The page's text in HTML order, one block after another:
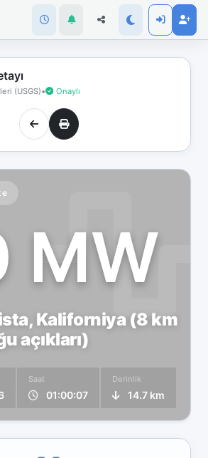
(USGS)• Onaylı
MW
Kaliforniya (8 km
açıkları)
Saat
01:00:07
Derinlik
14.7 km